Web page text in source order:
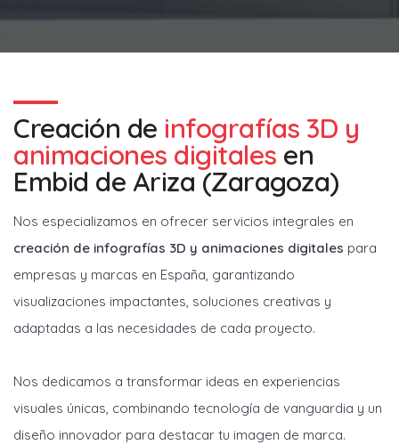
Creación de infografías 3D y
animaciones digitales en
Embid de Ariza (Zaragoza)
Nos especializamos en ofrecer servicios integrales en
creación de infografías 3D y animaciones digitales para
empresas y marcas en España, garantizando
visualizaciones impactantes, soluciones creativas y
adaptadas a las necesidades de cada proyecto.
Nos dedicamos a transformar ideas en experiencias
visuales únicas, combinando tecnología de vanguardia y un
diseño innovador para destacar tu imagen de marca.